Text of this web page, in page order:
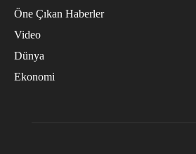
Öne Çıkan Haberler
Video
Dünya
Ekonomi